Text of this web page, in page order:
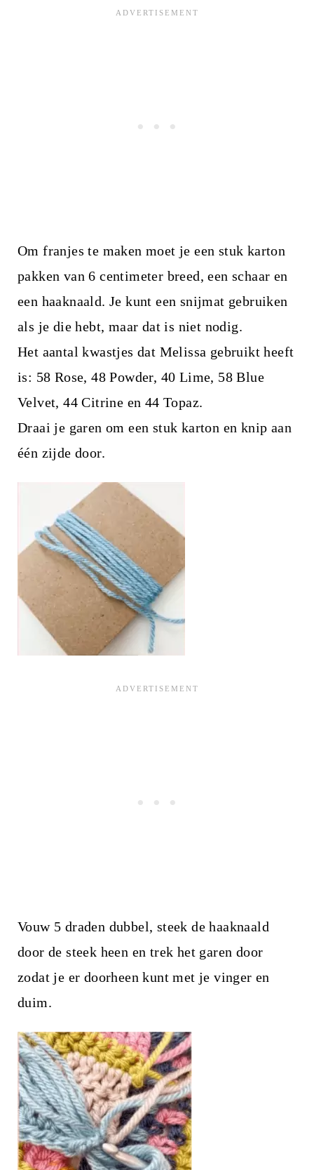
Om franjes te maken moet je een stuk karton
pakken van 6 centimeter breed, een schaar en
een haaknaald. Je kunt een snijmat gebruiken
als je die hebt, maar dat is niet nodig.
Het aantal kwastjes dat Melissa gebruikt heeft
is: 58 Rose, 48 Powder, 40 Lime, 58 Blue
Velvet, 44 Citrine en 44 Topaz.
Draai je garen om een stuk karton en knip aan
één zijde door.
Vouw 5 draden dubbel, steek de haaknaald
door de steek heen en trek het garen door
zodat je er doorheen kunt met je vinger en
duim.